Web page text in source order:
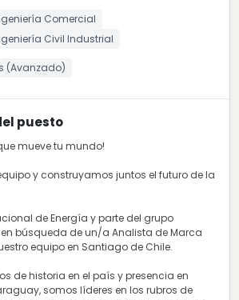
Comercial
Civil Industrial
(Avanzado)
puesto
mueve tu mundo!
y construyamos juntos el futuro de la
de Energía y parte del grupo
búsqueda de un/a Analista de Marca
equipo en Santiago de Chile.
de historia en el país y presencia en
somos líderes en los rubros de